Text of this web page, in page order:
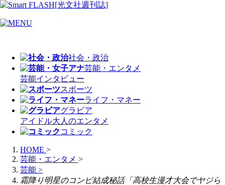
社会・政治
芸能・エンタメ
芸能インタビュー
スポーツ
ライフ・マネー
グラビア
アイドル大人のエンタメ
コミック
HOME >
芸能・エンタメ >
芸能 >
霜降り明星のコンビ結成秘話「高校生漫才大会でヤジら